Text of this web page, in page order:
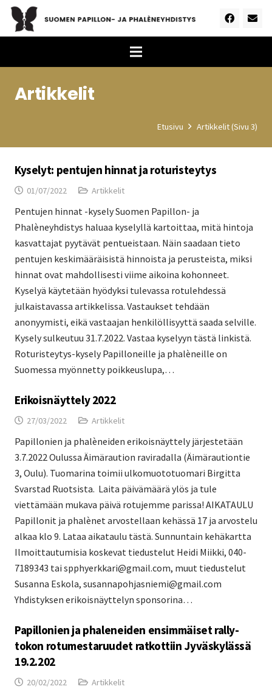
Artikkelit
Etusivu Artikkelit(Sivu 3)
Kyselyt: pentujen hinnat ja roturisteytys
01/07/2022 Artikkelit
Pentujen hinnat -kysely Suomen Papillon- ja
Phalèneyhdistys haluaa kyselyllä kartoittaa, mitä hintoja
kasvattajat pyytävät pentueistaan. Näin saadaan tieto
pentujen keskimääräisistä hinnoista ja perusteista, miksi
hinnat ovat mahdollisesti viime aikoina kohonneet.
Kyselyä käytetään hyödyksi tulevassa rotulehdessä
julkaistavassa artikkelissa. Vastaukset tehdään
anonyymisti, eikä vastaajan henkilöllisyyttä saada selville.
Kysely sulkeutuu 31.7.2022. Vastaa kyselyyn tästä linkistä.
Roturisteytys-kysely Papilloneille ja phalèneille on
Suomessa myönnetty poikkeuslupa,…
Erikoisnäyttely 2022
27/03/2022 Artikkelit
Papillonien ja phalèneiden erikoisnäyttely järjestetään
3.7.2022 Oulussa Äimäraution raviradalla (Äimärautiontie
3, Oulu). Tuomarina toimii ulkomuototuomari Birgitta
Svarstad Ruotsista. Laita päivämäärä ylös ja tule
viettämään mukava päivä rotujemme parissa! AIKATAULU
Papillonit ja phalènet arvostellaan kehässä 17 ja arvostelu
alkaa klo 9. Lataa aikataulu tästä. Sunnuntain kehäkartta
Ilmoittautumisia koskevat tiedustelut Heidi Miikki, 040-
7189343 tai spphyerkkari@gmail.com, muut tiedustelut
Susanna Eskola, susannapohjasniemi@gmail.com
Yhdistyksen erikoisnäyttelyn sponsorina…
Papillonien ja phaleneiden ensimmäiset rally-
tokon rotumestaruudet ratkottiin Jyväskylässä
19.2.202
20/02/2022 Artikkelit